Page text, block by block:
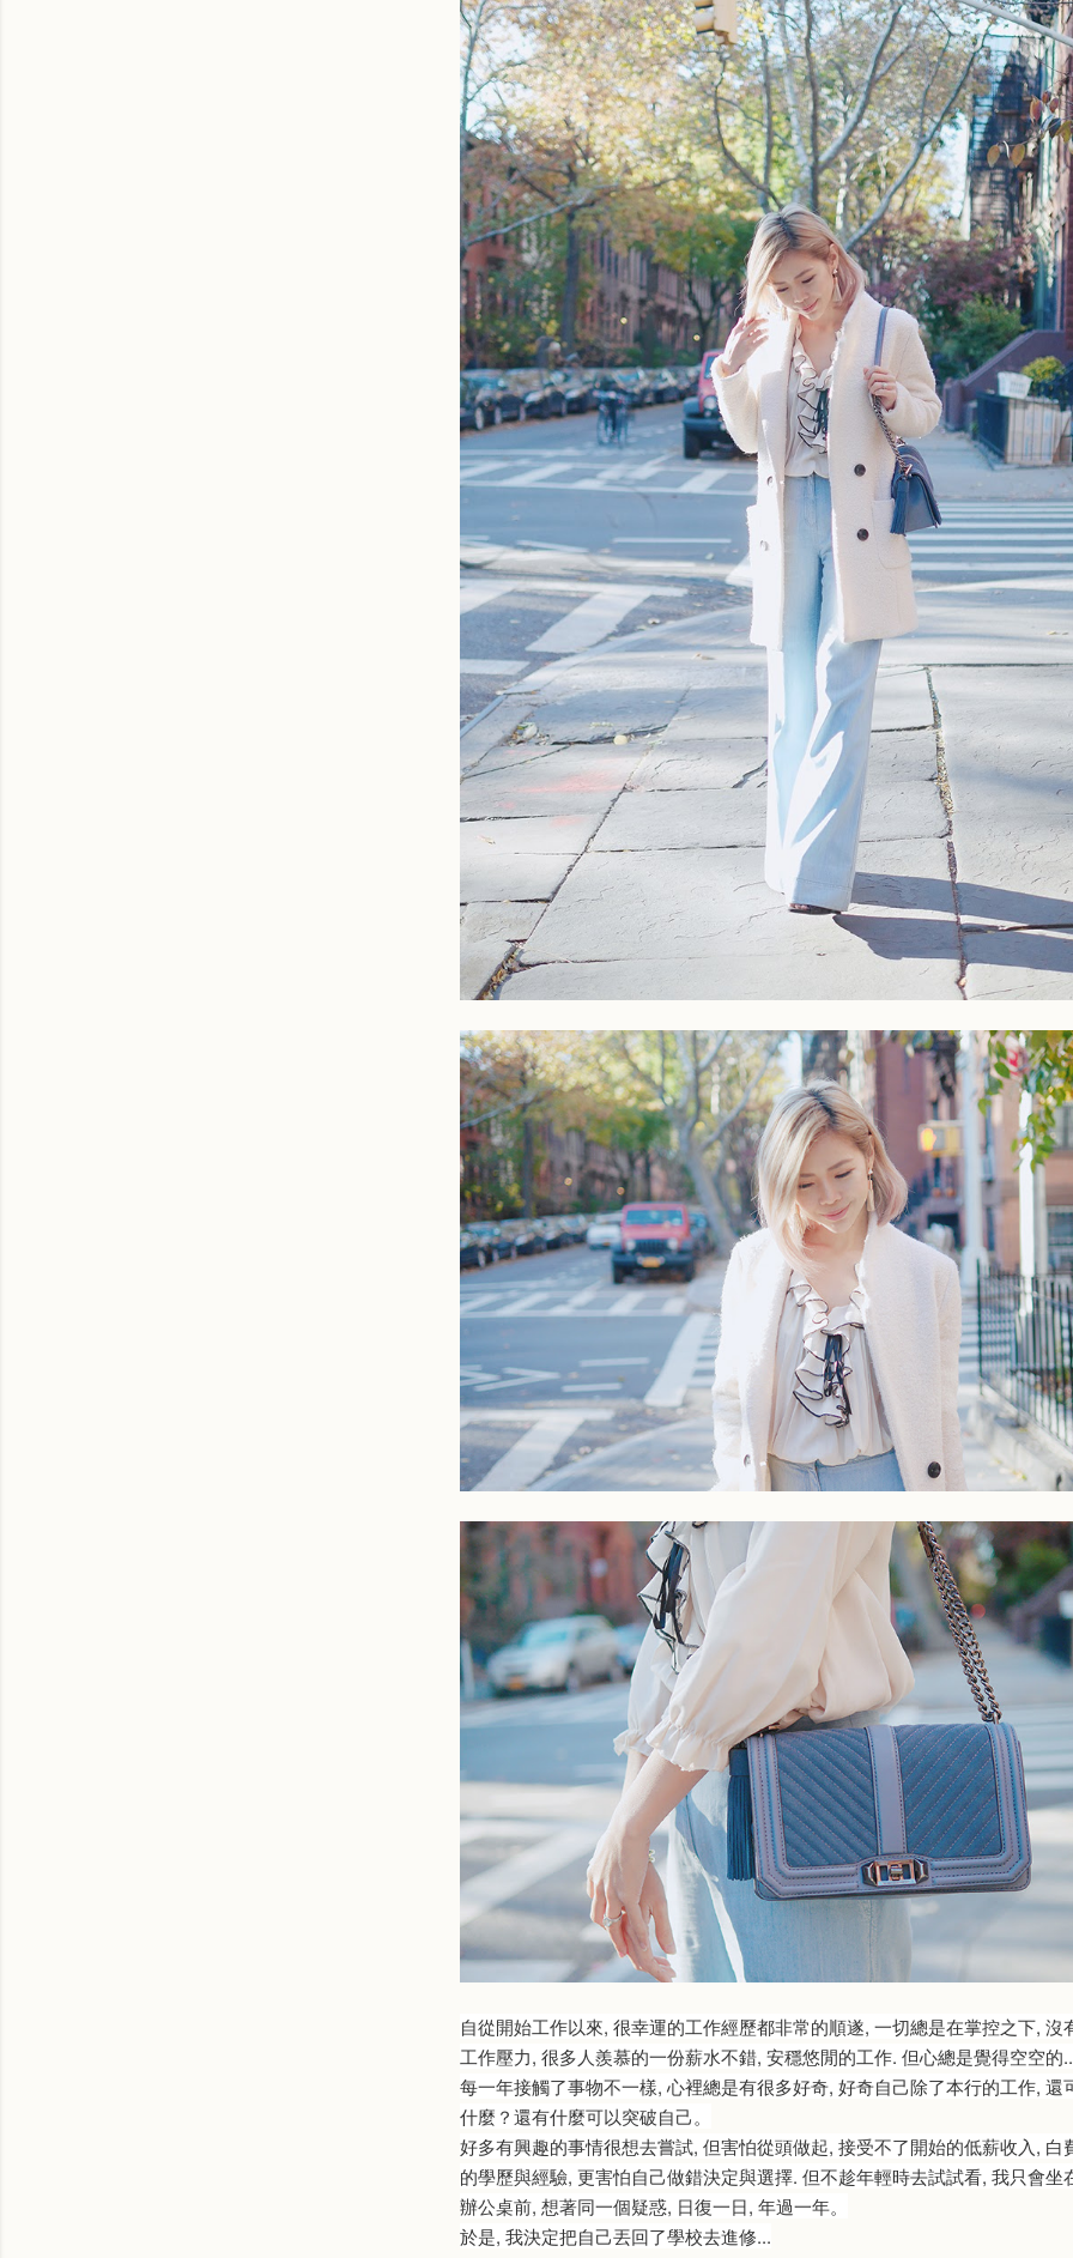
自從開始工作以來, 很幸運的工作經歷都非常的順遂, 一切總是在掌控之下, 沒
工作壓力, 很多人羨慕的一份薪水不錯, 安穩悠閒的工作. 但心總是覺得空空的..
每一年接觸了事物不一樣, 心裡總是有很多好奇, 好奇自己除了本行的工作, 還
什麼？還有什麼可以突破自己。
好多有興趣的事情很想去嘗試, 但害怕從頭做起, 接受不了開始的低薪收入, 白
的學歷與經驗, 更害怕自己做錯決定與選擇. 但不趁年輕時去試試看, 我只會坐
辦公桌前, 想著同一個疑惑, 日復一日, 年過一年。
於是, 我決定把自己丟回了學校去進修...